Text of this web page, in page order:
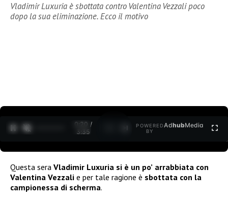
Vladimir Luxuria è sbottata contro Valentina Vezzali poco
dopo la sua eliminazione. Ecco il motivo
0:22 /
3:35
POWERED
BY
AdhubMedia
Questa sera Vladimir Luxuria si è un po’ arrabbiata con
Valentina Vezzali e per tale ragione è sbottata con la
campionessa di scherma.